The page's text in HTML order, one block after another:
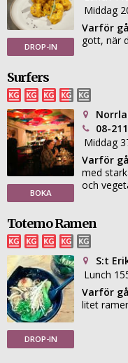
DROP-IN
Middag
Varför
gott, när
Surfers
BOKA
08-
Middag
Varför
med
och
Totemo Ramen
DROP-IN
S:t
Lunch
Varför
litet